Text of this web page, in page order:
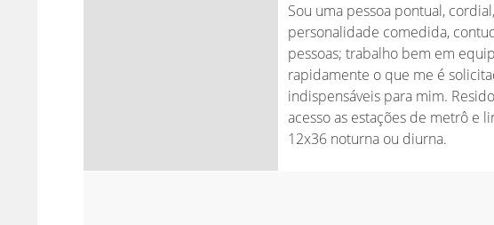
Sou uma pessoa pontual,
personalidade comedida,
pessoas; trabalho bem em
rapidamente o que me é
indispensáveis para mim.
acesso as estações de metrô e
12x36 noturna ou diurna.